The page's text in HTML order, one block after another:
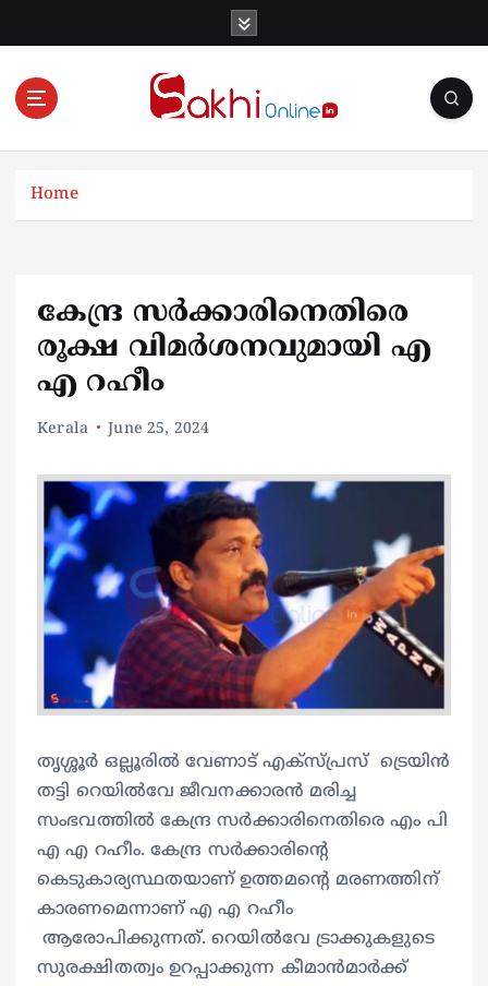
Online News Portal
Home
കേന്ദ്ര സർക്കാരിനെതിരെ
രൂക്ഷ വിമർശനവുമായി എ
എ റഹീം
Kerala June 25, 2024
തൃശ്ശൂർ ഒല്ലൂരിൽ വേണാട് എക്സ്പ്രസ് ട്രെയിൻ
തട്ടി റെയിൽവേ ജീവനക്കാരൻ മരിച്ച
സംഭവത്തിൽ കേന്ദ്ര സർക്കാരിനെതിരെ എം പി
എ എ റഹീം. കേന്ദ്ര സർക്കാരിന്റെ
കെടുകാര്യസ്ഥതയാണ് ഉത്തമന്റെ മരണത്തിന്
കാരണമെന്നാണ് എ എ റഹീം
ആരോപിക്കുന്നത്. റെയിൽവേ ട്രാക്കുകളുടെ
സുരക്ഷിതത്വം ഉറപ്പാക്കുന്ന കീമാൻമാർക്ക്